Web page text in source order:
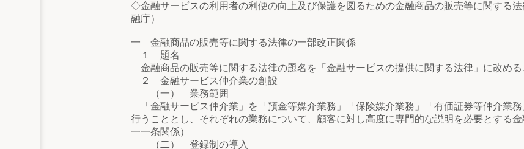
◇金融サービスの利用者の利便の向上及び保護を図るための金融商品の販売等に関する
融庁）
一 金融商品の販売等に関する法律の一部改正関係
１ 題名
金融商品の販売等に関する法律の題名を「金融サービスの提供に関する法律」に改める
２ 金融サービス仲介業の創設
（一） 業務範囲
「金融サービス仲介業」を「預金等媒介業務」「保険媒介業務」「有価証券等仲介業
行うこととし、それぞれの業務について、顧客に対し高度に専門的な説明を必要とする
一一条関係）
（二） 登録制の導入